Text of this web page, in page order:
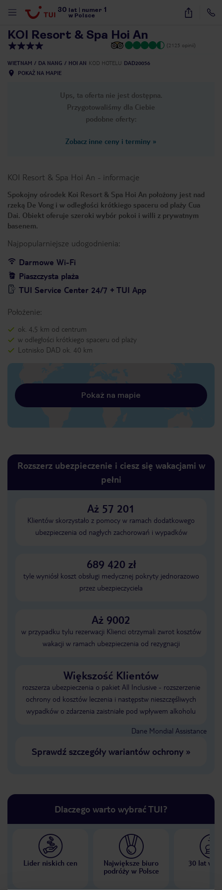
30 lat numer 1
w Polsce
76
KOI Resort & Spa Hoi An
(2125 opinii)
WIETNAM DA NANG HOI AN KOD HOTELU DAD20056
POKAŻ NA MAPIE
Ups, ta oferta nie jest dostępna.
Przygotowaliśmy dla Ciebie
podobne oferty:
Zobacz inne ceny i terminy »
KOI Resort & Spa Hoi An - informacje
Spokojny ośrodek Koi Resort & Spa Hoi An położony jest nad
rzeką De Vong i w odległości krótkiego spaceru od plaży Cua
Dai. Obiekt oferuje szeroki wybór pokoi i willi z prywatnym
basenem.
Najpopularniejsze udogodnienia:
Darmowe Wi-Fi
Piaszczysta plaża
TUI Service Center 24/7 + TUI App
Położenie:
ok. 4,5 km od centrum
w odległości krótkiego spaceru od plaży
Lotnisko DAD ok. 40 km
Pokaż na mapie
Rozszerz ubezpieczenie i ciesz się wakacjami w
pełni
Aż 57 201
Klientów skorzystało z pomocy w ramach dodatkowego
ubezpieczenia od nagłych zachorowań i wypadków
689 420 zł
tyle wyniósł koszt obsługi medycznej pokryty jednorazowo
przez ubezpieczyciela
Aż 9002
w przypadku tylu rezerwacji Klienci otrzymali zwrot kosztów
wakacji w ramach ubezpieczenia od rezygnacji
Większość Klientów
rozszerza ubezpieczenia o pakiet All Inclusive - rozszerzenie
ochrony od kosztów leczenia i następstw nieszczęśliwych
wypadków o zdarzenia zaistniałe pod wpływem alkoholu
Dane Mondial Assistance
Sprawdź szczegóły wariantów ochrony»
Dlaczego warto wybrać TUI?
Lider niskich cen
Największe biuro
podróży w Polsce
30 lat w